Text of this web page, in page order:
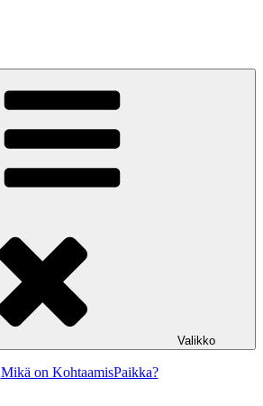
Valikko
Mikä on KohtaamisPaikka?